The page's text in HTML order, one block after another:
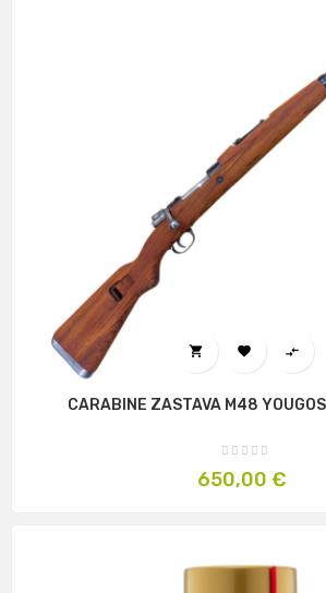
  
CARABINE ZASTAVA M48
Prix
650,00 €